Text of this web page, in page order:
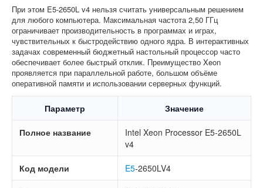
При этом E5-2650L v4 нельзя считать универсальным решением
для любого компьютера. Максимальная частота 2,50 ГГц
ограничивает производительность в программах и играх,
чувствительных к быстродействию одного ядра. В интерактивных
задачах современный бюджетный настольный процессор часто
обеспечивает более быстрый отклик. Преимущество Xeon
проявляется при параллельной работе, большом объёме
оперативной памяти и использовании серверных функций.
Параметр Значение
Полное название
Intel Xeon Processor E5-2650L
v4
Код модели E5-2650LV4